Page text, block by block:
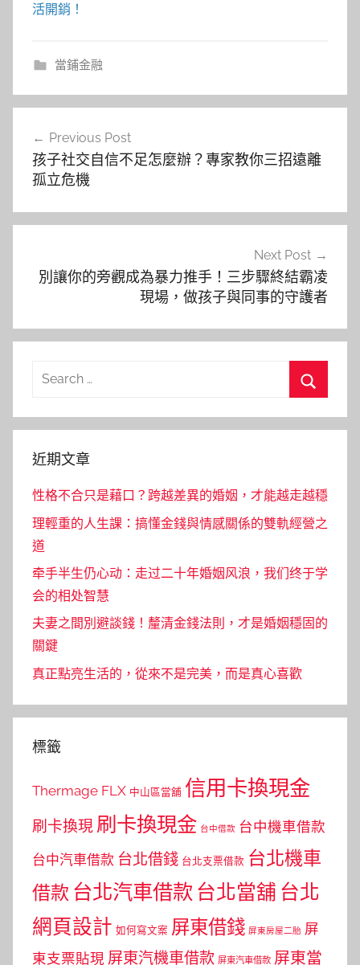
活開銷！
當鋪金融
導
覽
Previous Post
孩子社交自信不足怎麼辦？專家教你三招遠離
孤立危機
Next Post
別讓你的旁觀成為暴力推手！三步驟終結霸凌
現場，做孩子與同事的守護者
Search
近期文章
性格不合只是藉口？跨越差異的婚姻，才能越走越穩
理輕重的人生課：搞懂金錢與情感關係的雙軌經營之
道
牵手半生仍心动：走过二十年婚姻风浪，我们终于学
会的相处智慧
夫妻之間別避談錢！釐清金錢法則，才是婚姻穩固的
關鍵
真正點亮生活的，從來不是完美，而是真心喜歡
標籤
Thermage FLX 中山區當舖 信用卡換現金
刷卡換現 刷卡換現金 台中借款 台中機車借款
台中汽車借款 台北借錢 台北支票借款 台北機車
借款 台北汽車借款 台北當舖 台北
網頁設計 如何寫文案 屏東借錢 屏東房屋二胎 屏
東支票貼現 屏東汽機車借款 屏東汽車借款 屏東當